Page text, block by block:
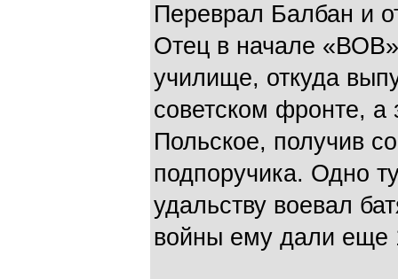
Переврал Балбан и
Отец в начале
училище, откуда
советском фронте,
Польское, получив
подпоручика. Одно
удальству воевал
войны ему дали еще